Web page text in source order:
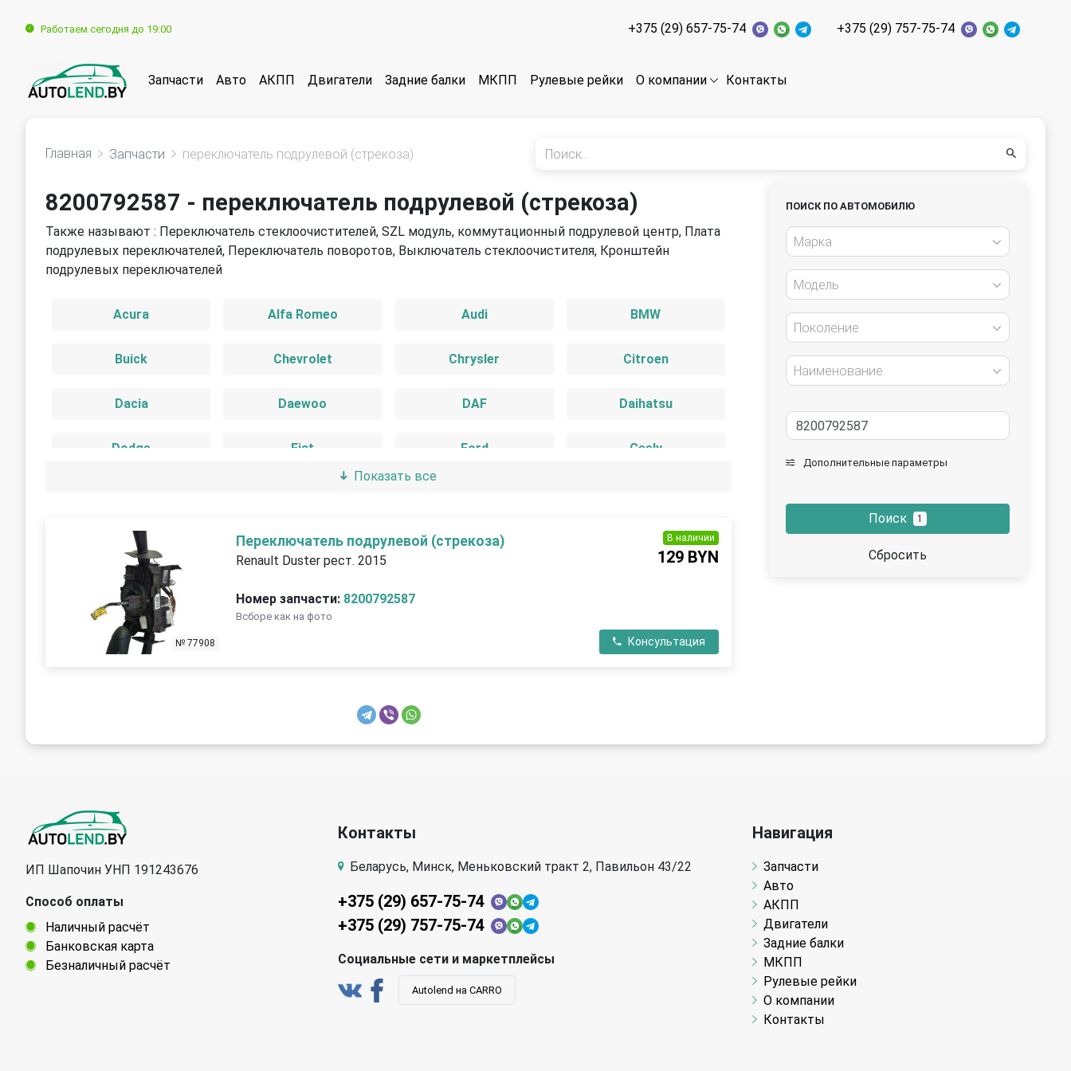
Работаем сегодня до 19:00 +375 (29) 657-75-74 +375 (29) 757-75-74
Запчасти Авто АКПП Двигатели Задние балки МКПП Рулевые рейки О компании Контакты
Главная Запчасти переключатель подрулевой (стрекоза)
8200792587 - переключатель подрулевой (стрекоза)
Также называют : Переключатель стеклоочистителей, SZL модуль, коммутационный подрулевой центр, Плата
подрулевых переключателей, Переключатель поворотов, Выключатель стеклоочистителя, Кронштейн
подрулевых переключателей
Acura Alfa Romeo Audi BMW
Buick Chevrolet Chrysler Citroen
Dacia Daewoo DAF Daihatsu
Dodge Fiat Ford Geely
Iran Khodro Isuzu IVECO Jaguar
Jeep
Land Rover Lexus Mazda
Tata
Показать все
№ 77908
Переключатель подрулевой (стрекоза)
Renault Duster рест. 2015
Номер запчасти: 8200792587
Всборе как на фото
В наличии
129 BYN
Консультация
ПОИСК ПО АВТОМОБИЛЮ
Марка
Модель
Поколение
Наименование
Дополнительные параметры
Поиск 1
Сбросить
ИП Шапочин УНП 191243676
Способ оплаты
Наличный расчёт
Банковская карта
Безналичный расчёт
Контакты
Беларусь, Минск, Меньковский тракт 2, Павильон 43/22
+375 (29) 657-75-74
+375 (29) 757-75-74
Социальные сети и маркетплейсы
Autolend на CARRO
Навигация
Запчасти
Авто
АКПП
Двигатели
Задние балки
МКПП
Рулевые рейки
О компании
Контакты